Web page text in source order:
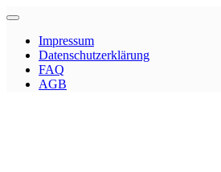
Impressum
Datenschutzerklärung
FAQ
AGB